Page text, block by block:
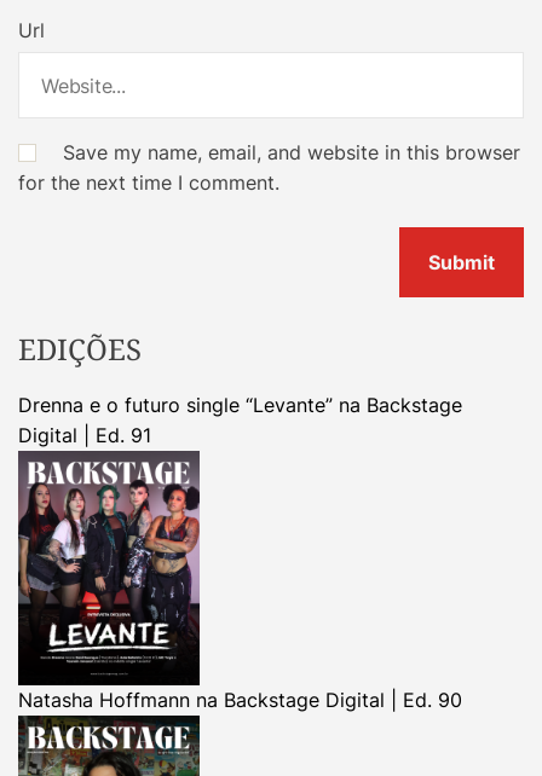
Url
Save my name, email, and website in this browser
for the next time I comment.
EDIÇÕES
Drenna e o futuro single “Levante” na Backstage
Digital | Ed. 91
Natasha Hoffmann na Backstage Digital | Ed. 90